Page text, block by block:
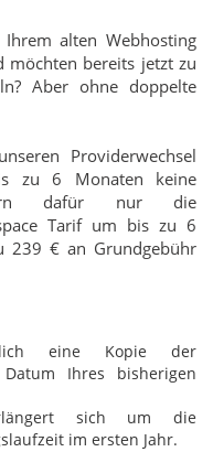
alten Webhosting
möchten bereits jetzt zu
Aber ohne doppelte
Providerwechsel
zu 6 Monaten keine
dafür nur die
Tarif um bis zu 6
239 € an Grundgebühr
eine Kopie der
Ihres bisherigen
sich um die
im ersten Jahr.